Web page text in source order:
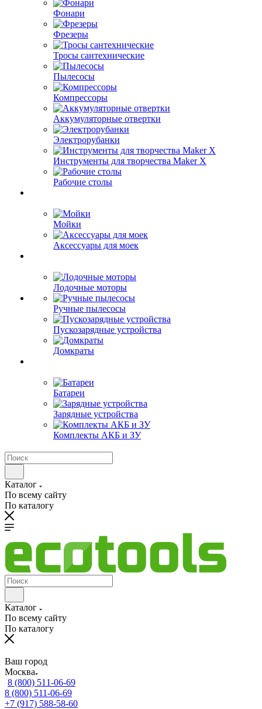
Фонари
Фрезеры
Тросы сантехнические
Пылесосы
Компрессоры
Аккумуляторные отвертки
Электрорубанки
Инструменты для творчества Maker X
Рабочие столы
Мойки
Аксессуары для моек
Лодочные моторы
Ручные пылесосы
Пускозарядные устройства
Домкраты
Батареи
Зарядные устройства
Комплекты АКБ и ЗУ
Каталог
По всему сайту
По каталогу
Каталог
По всему сайту
По каталогу
Ваш город
Москва
8 (800) 511-06-69
8 (800) 511-06-69
+7 (917) 588-58-60